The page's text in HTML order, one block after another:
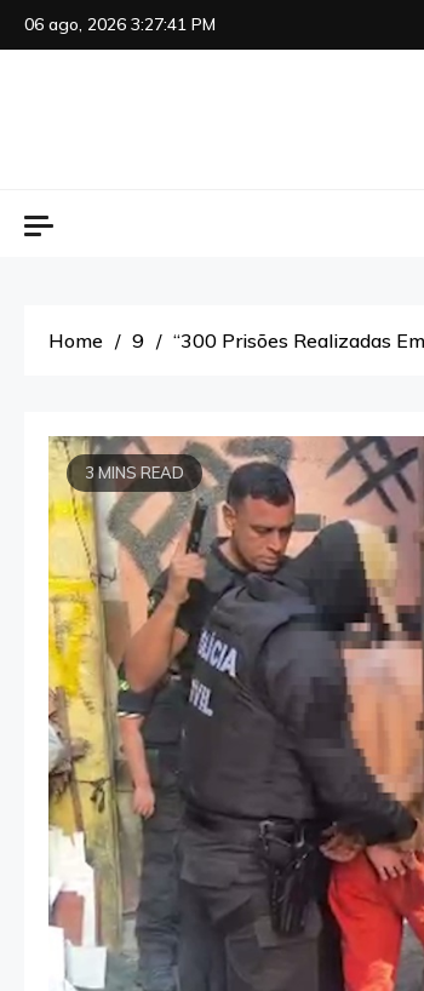
Skip
to
06 ago, 2026 3:27:42 PM
Home 9 “300 Prisões Realizadas
3 MINS READ